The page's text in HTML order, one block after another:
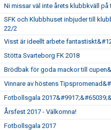
Ni missar väl inte årets klubbkväll på
SFK och Klubbhuset inbjuder till
22/2
Visst är ideellt arbete
Stötta Svarteborg FK 2018
Brödbak för goda mackor till
Vinnare av höstens
Fotbollsgala
Årsfest 2017 - Välkomna!
Fotbollsgala 2017